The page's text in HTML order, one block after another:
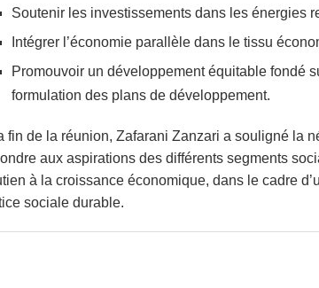
Soutenir les investissements dans les énergies
Intégrer l’économie parallèle dans le tissu
Promouvoir un développement équitable fondé
formulation des plans de développement.
fin de la réunion, Zafarani Zanzari a souligné la
aux aspirations des différents segments
à la croissance économique, dans le cadre
sociale durable.